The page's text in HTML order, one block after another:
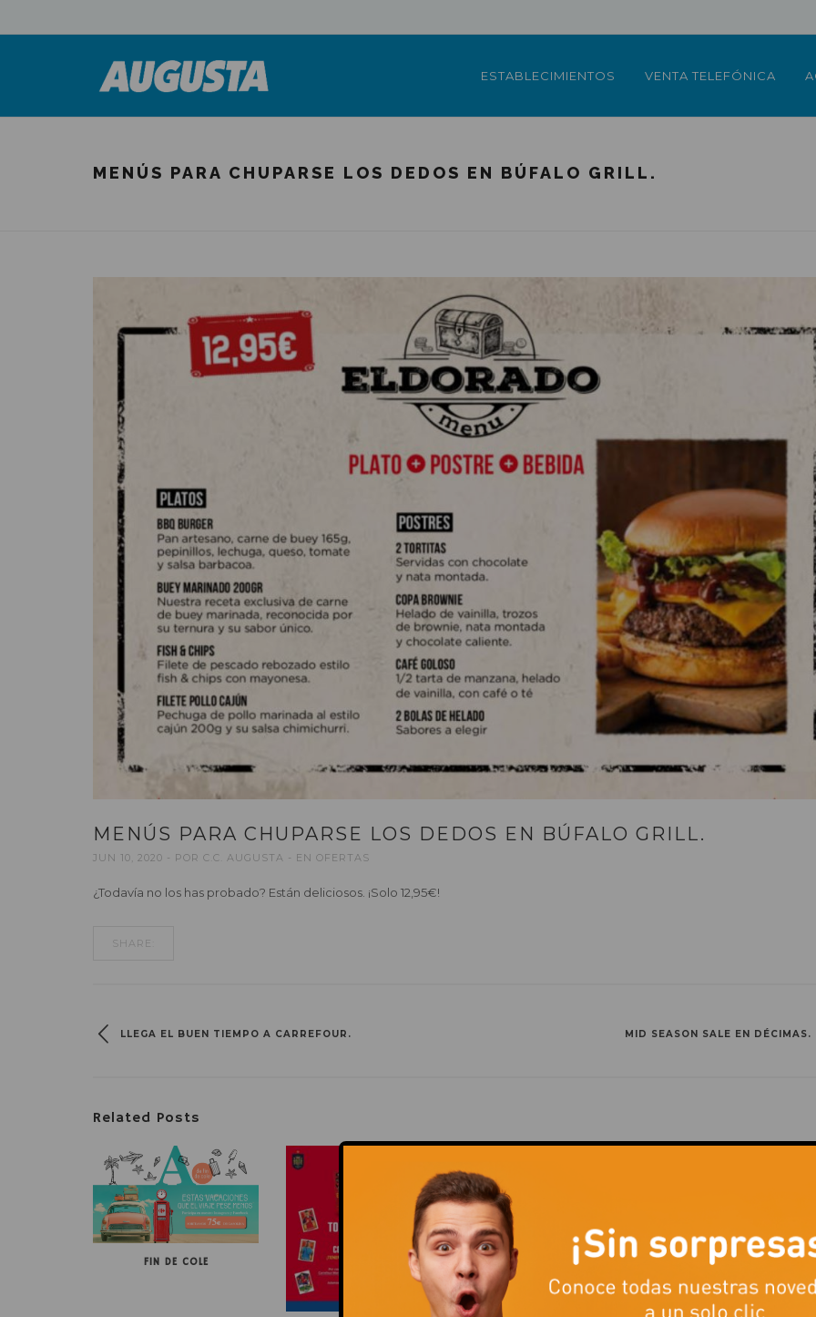
ESTABLECIMIENTOS VENTA TELEFÓNICA
MENÚS PARA CHUPARSE LOS DEDOS EN BÚFALO GRILL.
MENÚS PARA CHUPARSE LOS DEDOS EN BÚFALO GRILL.
JUN 10, 2020 POR C.C. AUGUSTA EN OFERTAS
¿Todavía no los has probado? Están deliciosos. ¡Solo 12,95€!
SHARE:
LLEGA EL BUEN TIEMPO A CARREFOUR. MID SEASON SALE EN DÉCIMAS.
Related Posts
FIN DE COLE